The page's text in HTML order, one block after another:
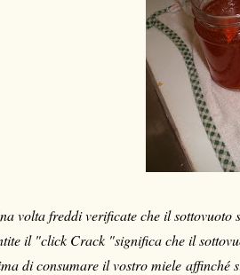
volta freddi verificate che il sottovuoto
il "click Crack "significa che il
di consumare il vostro miele affinché